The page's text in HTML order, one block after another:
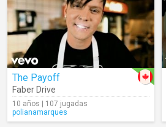
The Payoff
Faber Drive
10 años | 107 jugadas
polianamarques